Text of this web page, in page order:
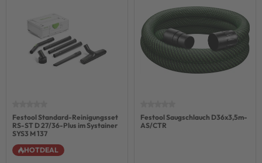
Festool Standard-Reinigungsset
RS-ST D 27/36-Plus im Systainer
SYS3 M 137
HOTDEAL
Festool Saugschlauch D36x3,5m-
AS/CTR